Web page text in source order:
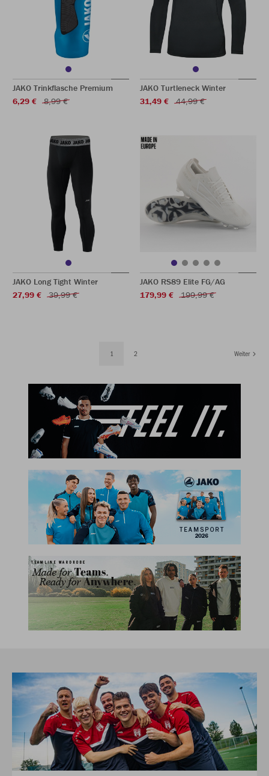
JAKO Trinkflasche Premium
6,29 €
8,99 €
JAKO Turtleneck Winter
31,49 €
44,99 €
JAKO Long Tight Winter
27,99 €
39,99 €
JAKO RS89 Elite FG/AG
179,99 €
199,99 €
1 2 Weiter